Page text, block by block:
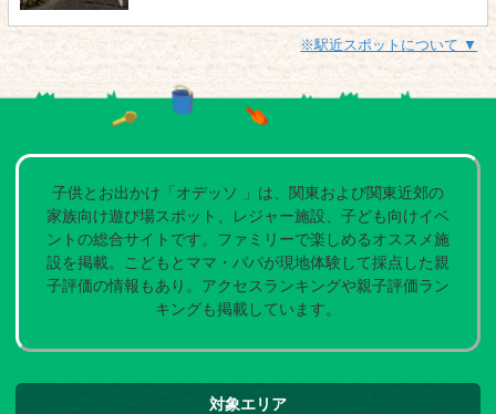
※駅近スポットについて ▼
子供とお出かけ「オデッソ 」は、関東および関東近郊の
家族向け遊び場スポット、レジャー施設、子ども向けイベ
ントの総合サイトです。ファミリーで楽しめるオススメ施
設を掲載。こどもとママ・パパが現地体験して採点した親
子評価の情報もあり。アクセスランキングや親子評価ラン
キングも掲載しています。
対象エリア